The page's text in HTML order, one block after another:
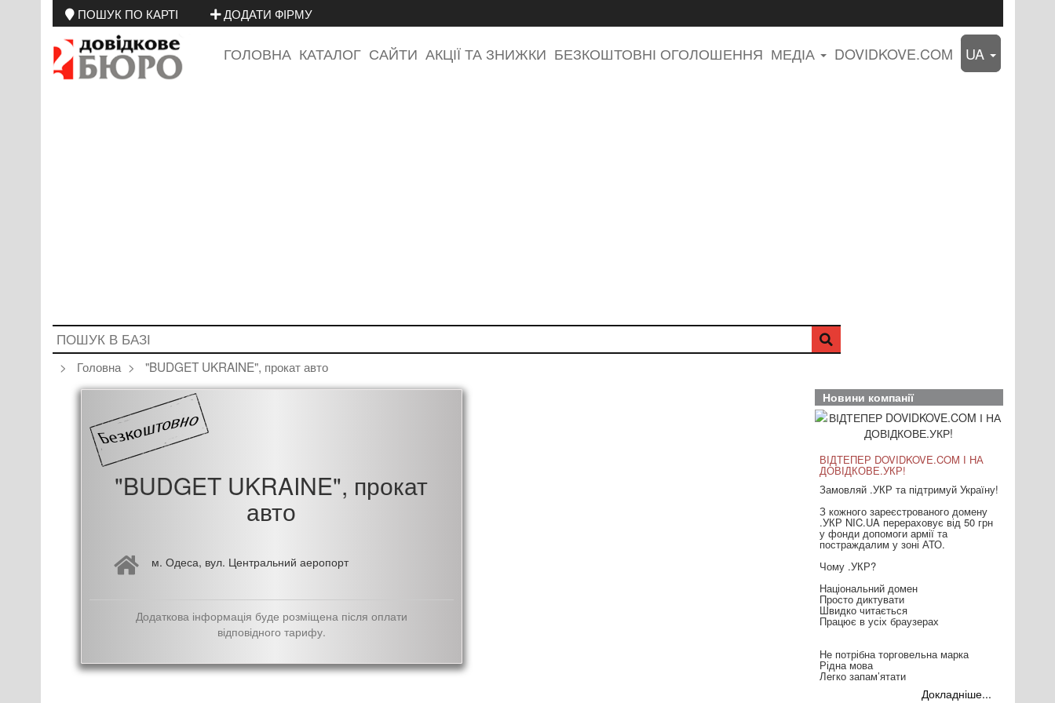
ПОШУК ПО КАРТІ ДОДАТИ ФІРМУ
ГОЛОВНА КАТАЛОГ САЙТИ АКЦІЇ ТА ЗНИЖКИ БЕЗКОШТОВНІ ОГОЛОШЕННЯ МЕДІА DOVIDKOVE.COM UA
Головна "BUDGET UKRAINE", прокат авто
"BUDGET UKRAINE", прокат
авто
м. Одеса, вул. Центральний аеропорт
Додаткова інформація буде розміщена після оплати
відповідного тарифу.
Новини компанії
ВІДТЕПЕР DOVIDKOVE.COM І НА
ДОВІДКОВЕ.УКР!
Замовляй .УКР та підтримуй Україну!
З кожного зареєстрованого домену
.УКР NIC.UA перераховує від 50 грн
у фонди допомоги армії та
постраждалим у зоні АТО.
Чому .УКР?
Національний домен
Просто диктувати
Швидко читається
Працює в усіх браузерах
Не потрібна торговельна марка
Рідна мова
Легко запам’ятати
Розкажіть про це друзям і дякуємо,
Докладніше...